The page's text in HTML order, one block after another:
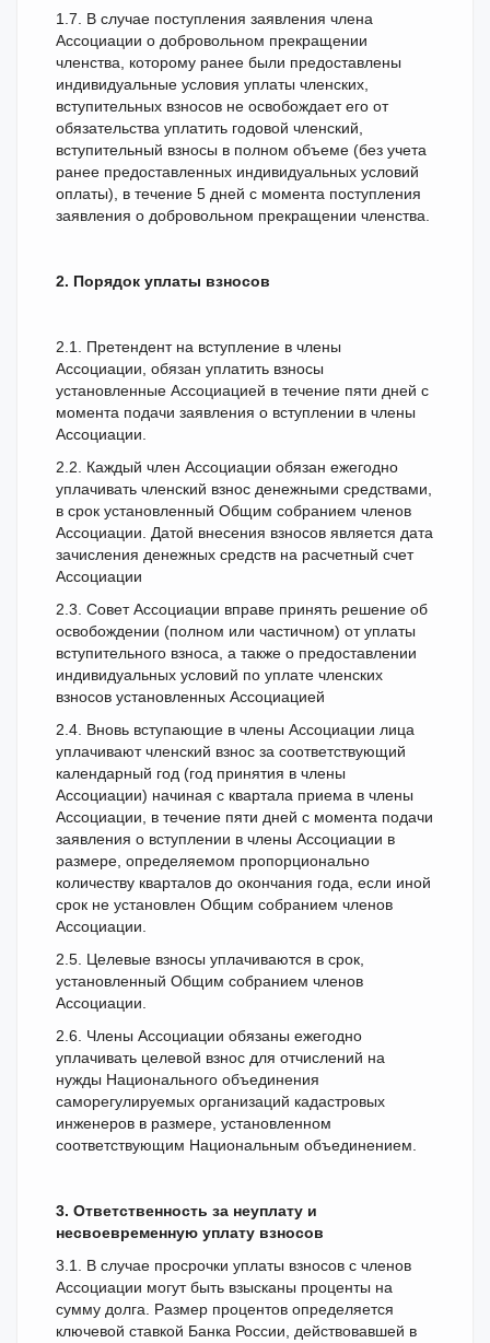
1.7. В случае поступления заявления члена
Ассоциации о добровольном прекращении
членства, которому ранее были предоставлены
индивидуальные условия уплаты членских,
вступительных взносов не освобождает его от
обязательства уплатить годовой членский,
вступительный взносы в полном объеме (без учета
ранее предоставленных индивидуальных условий
оплаты), в течение 5 дней с момента поступления
заявления о добровольном прекращении членства.
2. Порядок уплаты взносов
2.1. Претендент на вступление в члены
Ассоциации, обязан уплатить взносы
установленные Ассоциацией в течение пяти дней с
момента подачи заявления о вступлении в члены
Ассоциации.
2.2. Каждый член Ассоциации обязан ежегодно
уплачивать членский взнос денежными средствами,
в срок установленный Общим собранием членов
Ассоциации. Датой внесения взносов является дата
зачисления денежных средств на расчетный счет
Ассоциации
2.3. Совет Ассоциации вправе принять решение об
освобождении (полном или частичном) от уплаты
вступительного взноса, а также о предоставлении
индивидуальных условий по уплате членских
взносов установленных Ассоциацией
2.4. Вновь вступающие в члены Ассоциации лица
уплачивают членский взнос за соответствующий
календарный год (год принятия в члены
Ассоциации) начиная с квартала приема в члены
Ассоциации, в течение пяти дней с момента подачи
заявления о вступлении в члены Ассоциации в
размере, определяемом пропорционально
количеству кварталов до окончания года, если иной
срок не установлен Общим собранием членов
Ассоциации.
2.5. Целевые взносы уплачиваются в срок,
установленный Общим собранием членов
Ассоциации.
2.6. Члены Ассоциации обязаны ежегодно
уплачивать целевой взнос для отчислений на
нужды Национального объединения
саморегулируемых организаций кадастровых
инженеров в размере, установленном
соответствующим Национальным объединением.
3. Ответственность за неуплату и
несвоевременную уплату взносов
3.1. В случае просрочки уплаты взносов с членов
Ассоциации могут быть взысканы проценты на
сумму долга. Размер процентов определяется
ключевой ставкой Банка России, действовавшей в